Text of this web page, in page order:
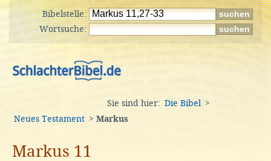
Bibelstelle:
Wortsuche:
Sie sind hier: Die Bibel
>
Neues Testament > Markus
Markus 11